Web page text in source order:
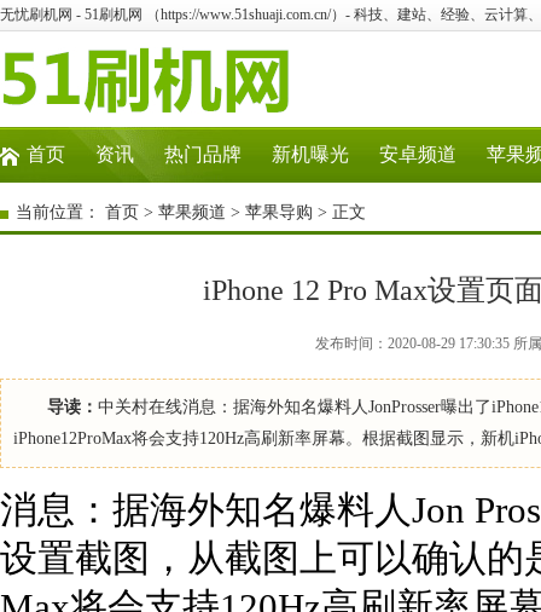
无忧刷机网 - 51刷机网 （https://www.51shuaji.com.cn/）- 科技、建站、经验、云计算
首页 资讯 热门品牌 新机曝光 安卓频道 苹果
当前位置： 首页 > 苹果频道 > 苹果导购 > 正文
iPhone 12 Pro Max设置页
发布时间：2020-08-29 17:30:35
导读： 中关村在线消息：据海外知名爆料人JonProsser曝出了
iPhone12ProMax将会支持120Hz高刷新率屏幕。根据截图显示，新机
消息：据海外知名爆料人Jon
设置截图，从截图上可以确认的